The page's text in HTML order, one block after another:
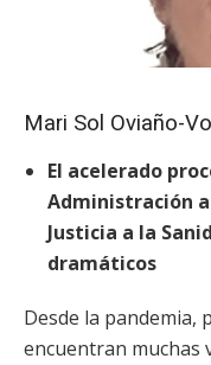
Mari Sol Oviaño-
El acelerado
Administración
Justicia a la
dramáticos
Desde la pandemia,
encuentran muchas